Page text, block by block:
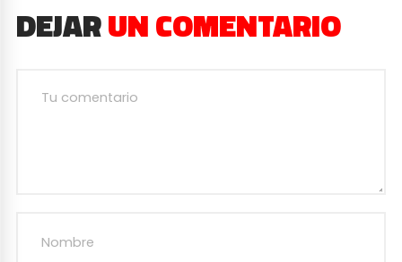
DEJARUN COMENTARIO